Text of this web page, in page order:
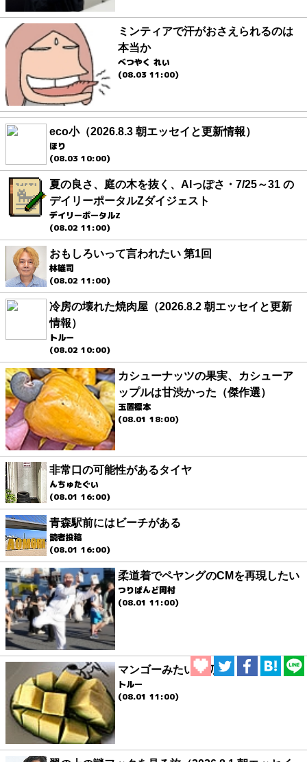
ミンティアで汗がおさえられるのは
本当か
べつやく れい
(08.03 11:00)
eco小（2026.8.3 朝エッセイと更新情報）
ほり
(08.03 10:00)
夏の良さ、庭の木を抜く、AIっぽさ・7/25～31 の
デイリーポータルZダイジェスト
デイリーポータルZ
(08.02 11:00)
おもしろいって言われたい 第1回
林雄司
(08.02 11:00)
冷房の壊れた焼肉屋（2026.8.2 朝エッセイと更新
情報）
トルー
(08.02 10:00)
カシューナッツの果実、カシューア
ップルは甘渋かった（傑作選）
玉置標本
(08.01 18:00)
非常口の可能性があるタイヤ
んちゅたぐい
(08.01 16:00)
青森駅前にはビーチがある
読者投稿
(08.01 16:00)
柔道着でペヤングのCMを再現したい
つりばんど岡村
(08.01 11:00)
マンゴーみたいに切る
トルー
(08.01 11:00)